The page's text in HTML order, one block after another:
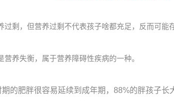
过剩，但营养过剩不代表孩子啥都充足，反而可能
营养失衡，属于营养障碍性疾病的一种。
的肥胖很容易延续到成年期，88%的胖孩子长